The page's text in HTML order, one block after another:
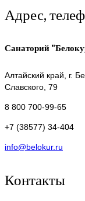
Адрес,
Санаторий
Алтайский край, г.
Славского, 79
8 800 700-99-65
+7 (38577) 34-404
info@belokur.ru
Контакты